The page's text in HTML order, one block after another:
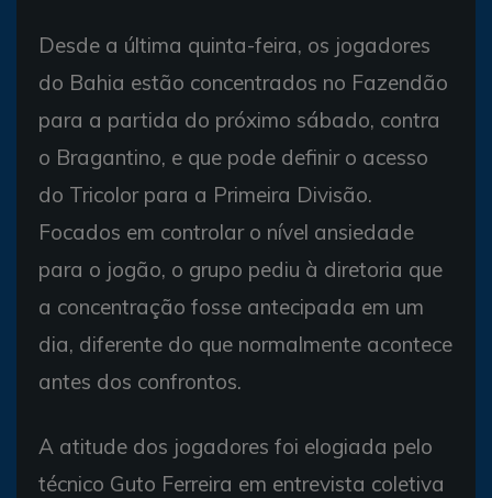
Desde a última quinta-feira, os jogadores
do Bahia estão concentrados no Fazendão
para a partida do próximo sábado, contra
o Bragantino, e que pode definir o acesso
do Tricolor para a Primeira Divisão.
Focados em controlar o nível ansiedade
para o jogão, o grupo pediu à diretoria que
a concentração fosse antecipada em um
dia, diferente do que normalmente acontece
antes dos confrontos.
A atitude dos jogadores foi elogiada pelo
técnico Guto Ferreira em entrevista coletiva